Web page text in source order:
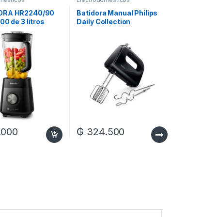
HR2240/90
de 3 litros
Batidora Manual Philips
Daily Collection
₲ 324.500